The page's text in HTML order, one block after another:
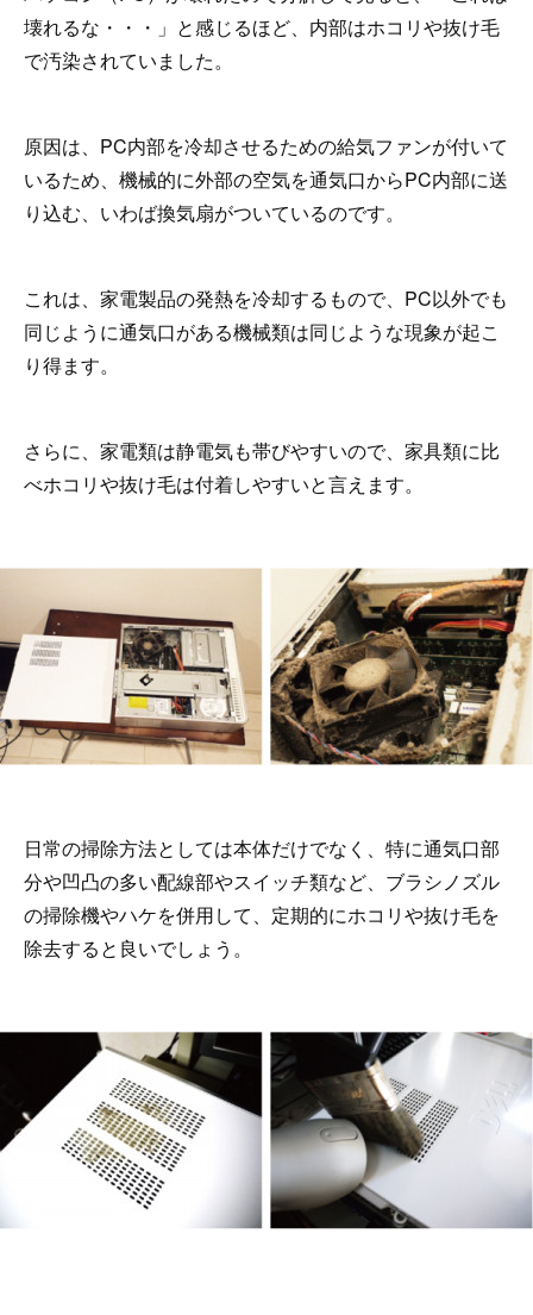
壊れるな・・・」と感じるほど、内部はホコリや抜け毛
で汚染されていました。
原因は、PC内部を冷却させるための給気ファンが付いて
いるため、機械的に外部の空気を通気口からPC内部に送
り込む、いわば換気扇がついているのです。
これは、家電製品の発熱を冷却するもので、PC以外でも
同じように通気口がある機械類は同じような現象が起こ
り得ます。
さらに、家電類は静電気も帯びやすいので、家具類に比
べホコリや抜け毛は付着しやすいと言えます。
日常の掃除方法としては本体だけでなく、特に通気口部
分や凹凸の多い配線部やスイッチ類など、ブラシノズル
の掃除機やハケを併用して、定期的にホコリや抜け毛を
除去すると良いでしょう。